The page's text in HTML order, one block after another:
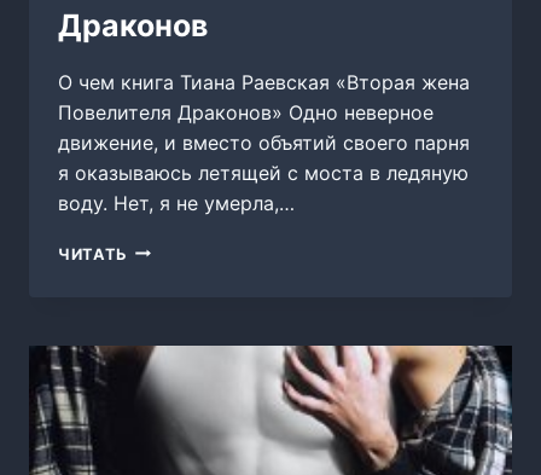
Драконов
О чем книга Тиана Раевская «Вторая жена
Повелителя Драконов» Одно неверное
движение, и вместо объятий своего парня
я оказываюсь летящей с моста в ледяную
воду. Нет, я не умерла,…
ЧИТАТЬ ВТОРАЯ